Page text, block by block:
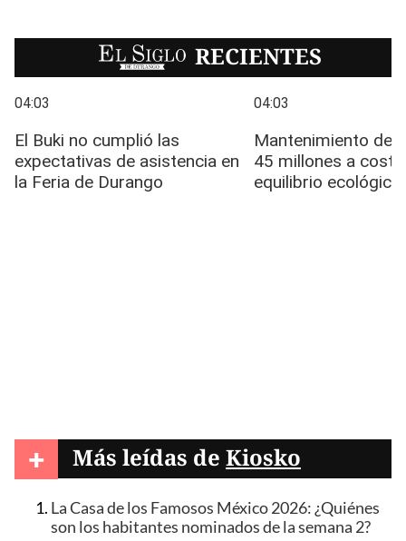
EL SIGLO RECIENTES
+ Más leídas de Kiosko
La Casa de los Famosos México 2026: ¿Quiénes
son los habitantes nominados de la semana 2?